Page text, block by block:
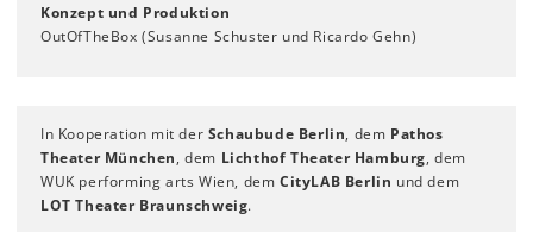
Konzept und Produktion
OutOfTheBox (Susanne Schuster und Ricardo Gehn)
In Kooperation mit der Schaubude Berlin, dem Pathos
Theater München, dem Lichthof Theater Hamburg, dem
WUK performing arts Wien, demCityLAB Berlin und dem
LOT Theater Braunschweig.